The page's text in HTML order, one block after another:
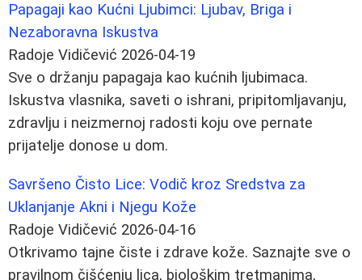
Papagaji kao Kućni Ljubimci: Ljubav, Briga i
Nezaboravna Iskustva
Radoje Vidičević 2026-04-19
Sve o držanju papagaja kao kućnih ljubimaca.
Iskustva vlasnika, saveti o ishrani, pripitomljavanju,
zdravlju i neizmernoj radosti koju ove pernate
prijatelje donose u dom.
Savršeno Čisto Lice: Vodič kroz Sredstva za
Uklanjanje Akni i Njegu Kože
Radoje Vidičević 2026-04-16
Otkrivamo tajne čiste i zdrave kože. Saznajte sve o
pravilnom čišćenju lica, biološkim tretmanima,